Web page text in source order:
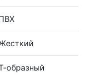
образный